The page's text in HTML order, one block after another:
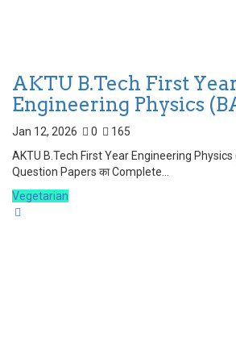
AKTU B.Tech First
Engineering Physics
Jan 12, 2026 0
165
AKTU B.Tech First Year Engineering
Question Papers का Complete...
Vegetarian